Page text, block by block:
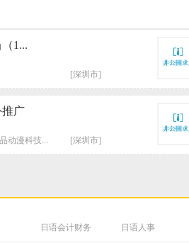
1...
[深圳市]
推广
动漫科技... [深圳市]
日语会计财务 日语人事